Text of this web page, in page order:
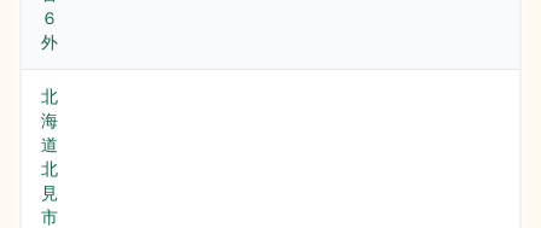
６
外
北
海
道
北
見
市